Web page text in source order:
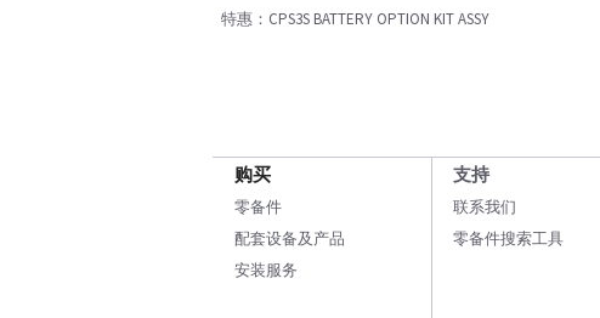
特惠：CPS3S BATTERY OPTION KIT ASSY
购买
零备件
配套设备及产品
安装服务
支持
联系我们
零备件搜索工具